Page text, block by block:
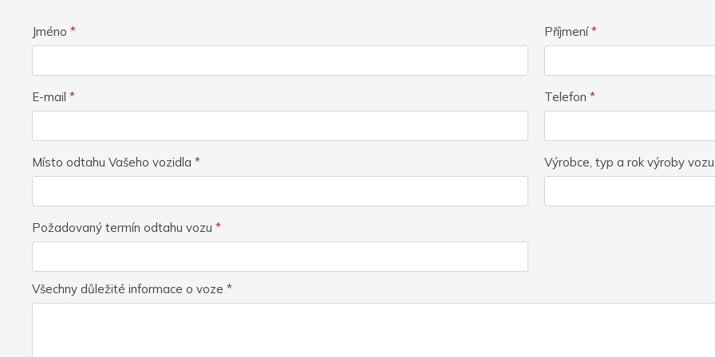
Jméno * Příjmení*
E-mail * Telefon *
Místo odtahu Vašeho vozidla * Výrobce, typ a rok výroby
Požadovaný termín odtahu vozu *
Všechny důležité informace o voze *